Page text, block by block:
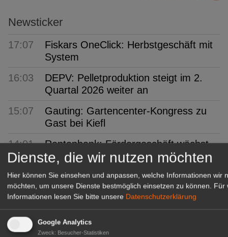
Newsticker
17:07
Fiskars OneClick: Herbstgeschäft mit
System
16:03
DEPV: Pelletproduktion steigt im 2.
Quartal 2026 weiter an
15:07
Gauting: Gartencenter-Kongress zu
Gast bei Kiefl
14:01
Rentenbank: Fördergeschäft wächst
um 51%
13:01
Gemüse: Anbau auf Wasser gewinnt
an Bedeutung
12:06
Orchid Inspiration Days: Zahlreiche
und wertvolle Besucher
Dienste, die wir nutzen möchten
Hier können Sie einsehen und anpassen, welche Informationen wir
möchten, um unsere Dienste bestmöglich einsetzen zu können.
Für
Informationen lesen Sie bitte unsere Datenschutzerklärung
Google Analytics
Zweck: Besucher-Statistiken